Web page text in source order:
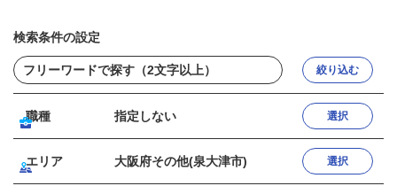
検索条件の設定
絞り込む
職種 指定しない 選択
エリア 大阪府その他(泉大津市) 選択